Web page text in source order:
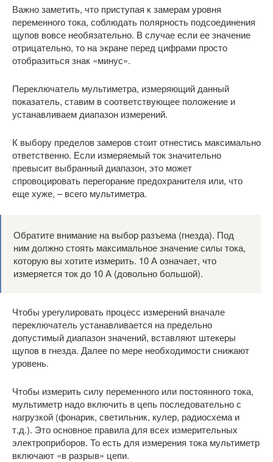
Важно заметить, что приступая к замерам уровня
переменного тока, соблюдать полярность подсоединения
щупов вовсе необязательно. В случае если ее значение
отрицательно, то на экране перед цифрами просто
отобразиться знак «минус».
Переключатель мультиметра, измеряющий данный
показатель, ставим в соответствующее положение и
устанавливаем диапазон измерений.
К выбору пределов замеров стоит отнестись максимально
ответственно. Если измеряемый ток значительно
превысит выбранный диапазон, это может
спровоцировать перегорание предохранителя или, что
еще хуже, – всего мультиметра.
Обратите внимание на выбор разъема (гнезда). Под
ним должно стоять максимальное значение силы тока,
которую вы хотите измерить. 10 А означает, что
измеряется ток до 10 А (довольно большой).
Чтобы урегулировать процесс измерений вначале
переключатель устанавливается на предельно
допустимый диапазон значений, вставляют штекеры
щупов в гнезда. Далее по мере необходимости снижают
уровень.
Чтобы измерить силу переменного или постоянного тока,
мультиметр надо включить в цепь последовательно с
нагрузкой (фонарик, светильник, кулер, радиосхема и
т.д.). Это основное правила для всех измерительных
электроприборов. То есть для измерения тока мультиметр
включают «в разрыв» цепи.